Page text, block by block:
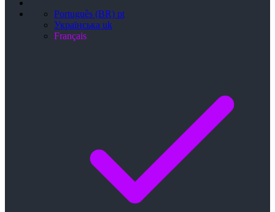
Português (BR) pt
Українська uk
Français